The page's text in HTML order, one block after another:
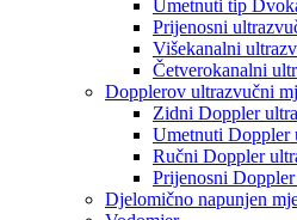
Umetnuti tip
Prijenosni
Višekanalni
Četverokanalni
Dopplerov ultrazvučni
Zidni Doppler
Umetnuti Doppler
Ručni Doppler
Prijenosni
Djelomično napunjen